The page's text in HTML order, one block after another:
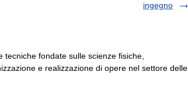
ingegno
tecniche fondate sulle scienze fisiche,
e realizzazione di opere nel settore delle